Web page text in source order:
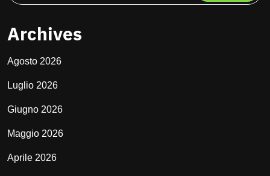
Archives
Agosto 2026
Luglio 2026
Giugno 2026
Maggio 2026
Aprile 2026